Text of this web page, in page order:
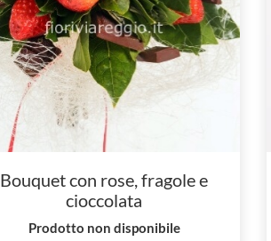
Bouquet con rose, fragole e
cioccolata
Prodotto non disponibile